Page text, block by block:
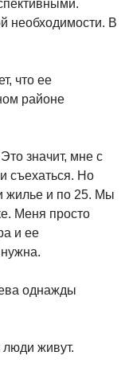
необходимости. В
что ее
районе
значит, мне с
съехаться. Но
жилье и по 25. Мы
Меня просто
и ее
однажды
живут.